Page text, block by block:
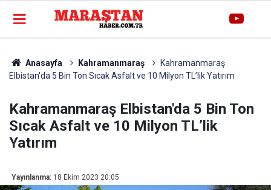
Anasayfa Kahramanmaraş
Kahramanmaraş
Elbistan'da 5 Bin Ton Sıcak Asfalt ve 10 Milyon TL’lik Yatırım
Kahramanmaraş Elbistan'da 5 Bin Ton
Sıcak Asfalt ve 10 Milyon TL’lik
Yatırım
Yayınlanma: 18 Ekim 2023 20:05